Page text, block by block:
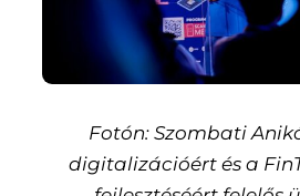
Fotón: Szombati
digitalizációért és a